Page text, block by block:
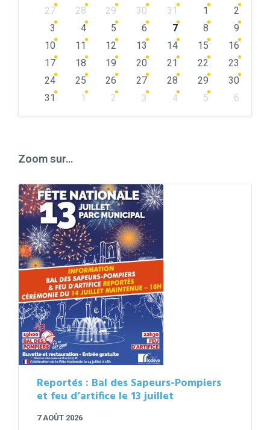
Skip
calendar
27 28 29 30 31 1
2
3
4 5 6 7 8
9
10
11 12 13 14 15
16
17
18 19 20 21 22
23
24
25 26 27 28 29
30
31
1 2 3 4 5
6
Zoom sur…
Reportés : Bal des Sapeurs-Pompiers
et feu d’artifice le 13 juillet
7 AOÛT 2026